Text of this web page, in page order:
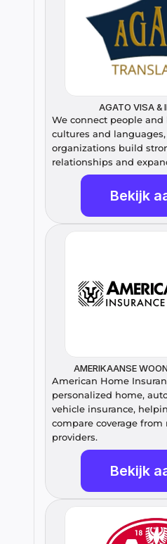
AGATO VISA &
We connect people and
cultures and
organizations build
relationships and
Bekijk
AMERIKAANSE
American Home
personalized home,
vehicle insurance,
compare coverage
providers.
Bekijk